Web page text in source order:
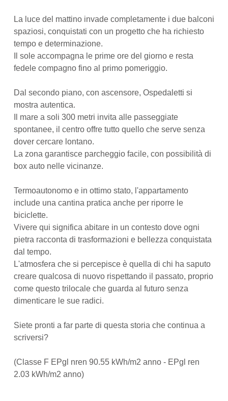
La luce del mattino invade completamente i due balconi
spaziosi, conquistati con un progetto che ha richiesto
tempo e determinazione.
Il sole accompagna le prime ore del giorno e resta
fedele compagno fino al primo pomeriggio.
Dal secondo piano, con ascensore, Ospedaletti si
mostra autentica.
Il mare a soli 300 metri invita alle passeggiate
spontanee, il centro offre tutto quello che serve senza
dover cercare lontano.
La zona garantisce parcheggio facile, con possibilità di
box auto nelle vicinanze.
Termoautonomo e in ottimo stato, l'appartamento
include una cantina pratica anche per riporre le
biciclette.
Vivere qui significa abitare in un contesto dove ogni
pietra racconta di trasformazioni e bellezza conquistata
dal tempo.
L'atmosfera che si percepisce è quella di chi ha saputo
creare qualcosa di nuovo rispettando il passato, proprio
come questo trilocale che guarda al futuro senza
dimenticare le sue radici.
Siete pronti a far parte di questa storia che continua a
scriversi?
(Classe F EPgl nren 90.55 kWh/m2 anno - EPgl ren
2.03 kWh/m2 anno)